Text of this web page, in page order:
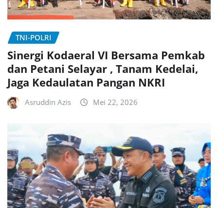
TNI-POLRI
Sinergi Kodaeral VI Bersama Pemkab
dan Petani Selayar , Tanam Kedelai,
Jaga Kedaulatan Pangan NKRI
Asruddin Azis Mei 22, 2026